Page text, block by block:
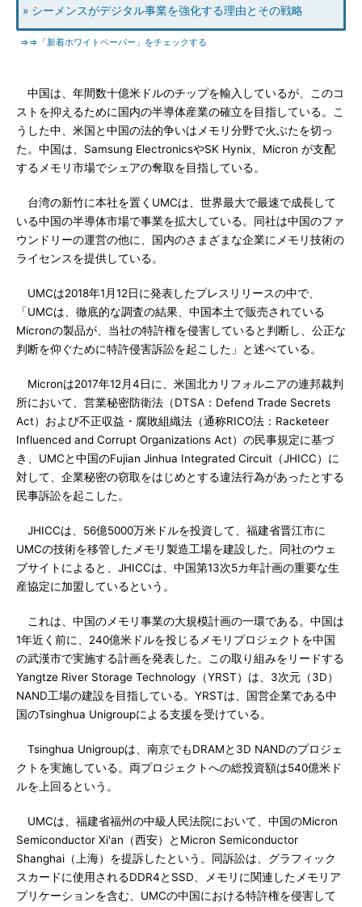
» シーメンスがデジタル事業を強化する理由とその戦略
⇒⇒「新着ホワイトペーパー」をチェックする
中国は、年間数十億米ドルのチップを輸入しているが、このコ
ストを抑えるために国内の半導体産業の確立を目指している。こ
うした中、米国と中国の法的争いはメモリ分野で火ぶたを切っ
た。中国は、Samsung ElectronicsやSK Hynix、Micron が支配
するメモリ市場でシェアの奪取を目指している。
台湾の新竹に本社を置くUMCは、世界最大で最速で成長して
いる中国の半導体市場で事業を拡大している。同社は中国のファ
ウンドリーの運営の他に、国内のさまざまな企業にメモリ技術の
ライセンスを提供している。
UMCは2018年1月12日に発表したプレスリリースの中で、
「UMCは、徹底的な調査の結果、中国本土で販売されている
Micronの製品が、当社の特許権を侵害していると判断し、公正な
判断を仰ぐために特許侵害訴訟を起こした」と述べている。
Micronは2017年12月4日に、米国北カリフォルニアの連邦裁判
所において、営業秘密防衛法（DTSA：Defend Trade Secrets
Act）および不正収益・腐敗組織法（通称RICO法：Racketeer
Influenced and Corrupt Organizations Act）の民事規定に基づ
き、UMCと中国のFujian Jinhua Integrated Circuit（JHICC）に
対して、企業秘密の窃取をはじめとする違法行為があったとする
民事訴訟を起こした。
JHICCは、56億5000万米ドルを投資して、福建省晋江市に
UMCの技術を移管したメモリ製造工場を建設した。同社のウェ
ブサイトによると、JHICCは、中国第13次5カ年計画の重要な生
産協定に加盟しているという。
これは、中国のメモリ事業の大規模計画の一環である。中国は
1年近く前に、240億米ドルを投じるメモリプロジェクトを中国
の武漢市で実施する計画を発表した。この取り組みをリードする
Yangtze River Storage Technology（YRST）は、3次元（3D）
NAND工場の建設を目指している。YRSTは、国営企業である中
国のTsinghua Unigroupによる支援を受けている。
Tsinghua Unigroupは、南京でもDRAMと3D NANDのプロジェ
クトを実施している。両プロジェクトへの総投資額は540億米ド
ルを上回るという。
UMCは、福建省福州の中級人民法院において、中国のMicron
Semiconductor Xi'an（西安）とMicron Semiconductor
Shanghai（上海）を提訴したという。同訴訟は、グラフィック
スカードに使用されるDDR4とSSD、メモリに関連したメモリア
プリケーションを含む、UMCの中国における特許権を侵害して